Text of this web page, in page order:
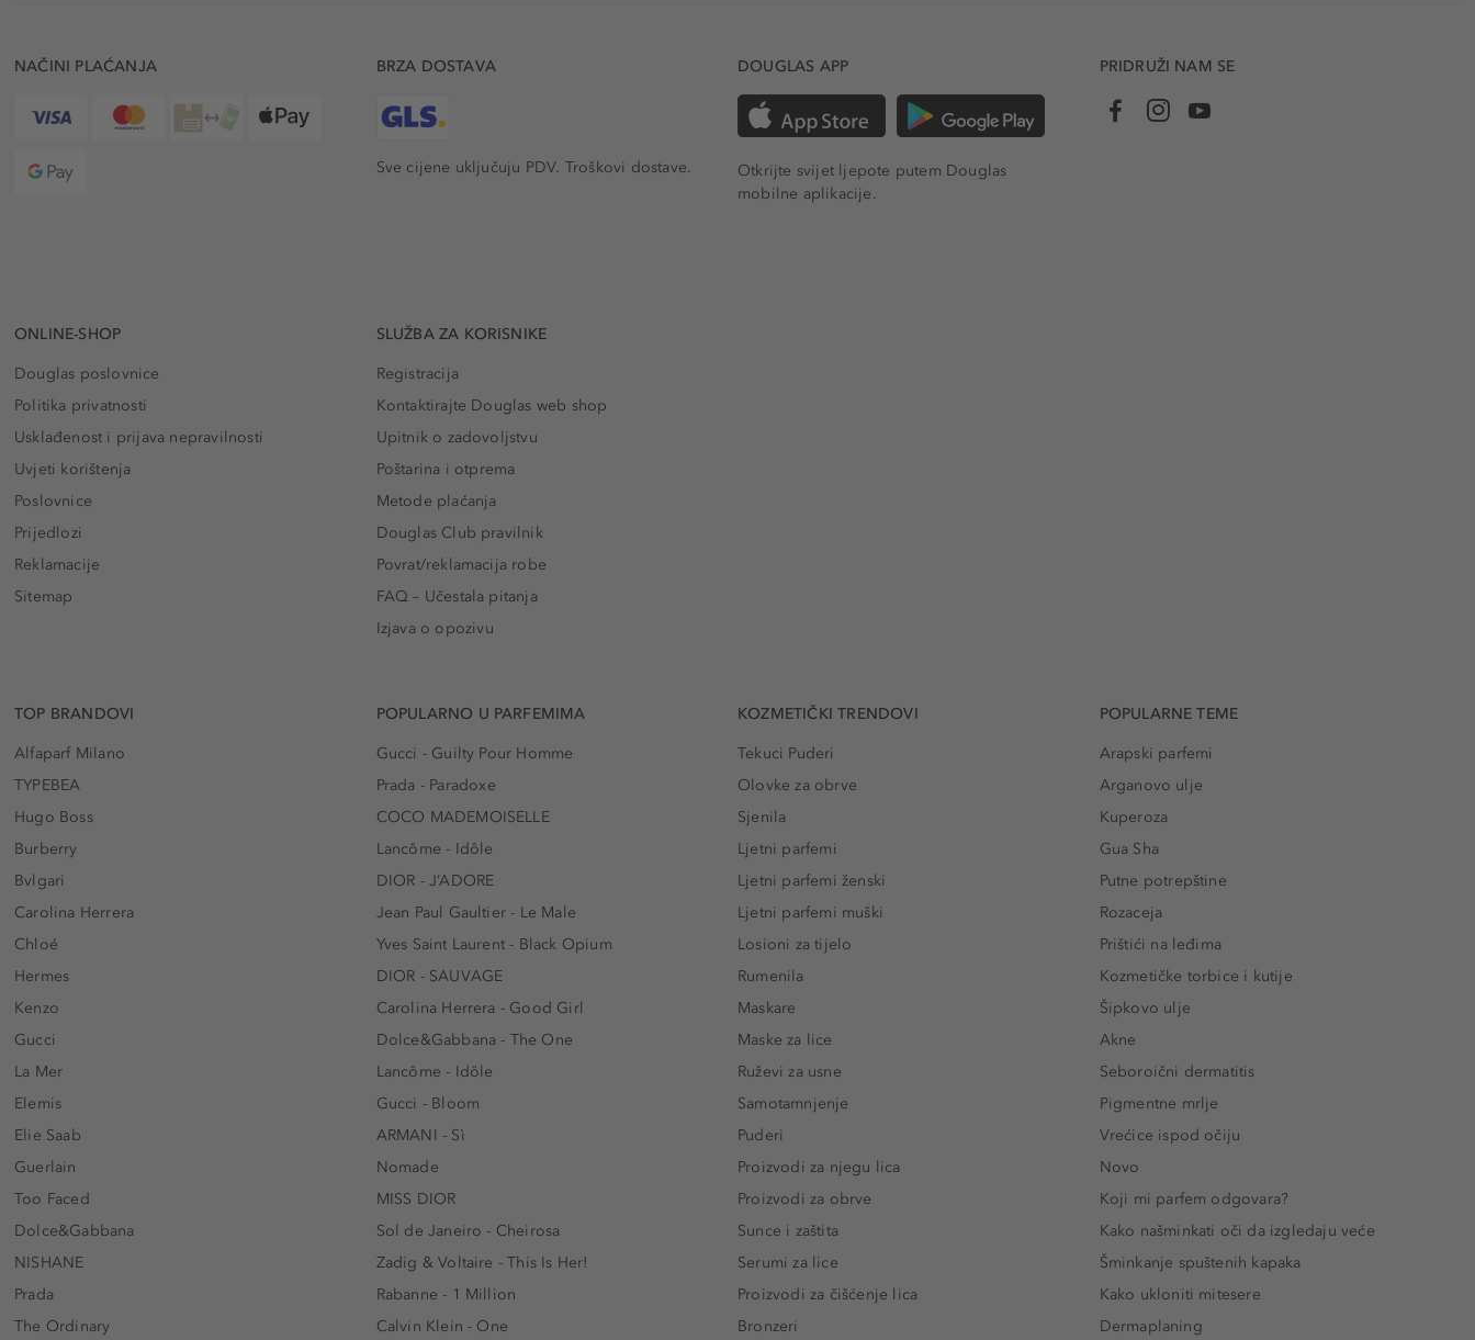
NAČINI PLAĆANJA BRZA DOSTAVA
Sve cijene uključuju PDV. Troškovi dostave.
DOUGLAS APP
Otkrijte svijet ljepote putem Douglas
mobilne aplikacije.
PRIDRUŽI NAM SE
ONLINE-SHOP
Douglas poslovnice
Politika privatnosti
Usklađenost i prijava nepravilnosti
Uvjeti korištenja
Poslovnice
Prijedlozi
Reklamacije
Sitemap
SLUŽBA ZA KORISNIKE
Registracija
Kontaktirajte Douglas web shop
Upitnik o zadovoljstvu
Poštarina i otprema
Metode plaćanja
Douglas Club pravilnik
Povrat/reklamacija robe
FAQ – Učestala pitanja
Izjava o opozivu
TOP BRANDOVI
Alfaparf Milano
TYPEBEA
Hugo Boss
Burberry
Bvlgari
Carolina Herrera
Chloé
Hermes
Kenzo
Gucci
La Mer
Elemis
Elie Saab
Guerlain
Too Faced
Dolce&Gabbana
NISHANE
Prada
The Ordinary
POPULARNO U PARFEMIMA
Gucci - Guilty Pour Homme
Prada - Paradoxe
COCO MADEMOISELLE
Lancôme - Idôle
DIOR - J’ADORE
Jean Paul Gaultier - Le Male
Yves Saint Laurent - Black Opium
DIOR - SAUVAGE
Carolina Herrera - Good Girl
Dolce&Gabbana - The One
Lancôme - Idôle
Gucci - Bloom
ARMANI - Sì
Nomade
MISS DIOR
Sol de Janeiro - Cheirosa
Zadig & Voltaire - This Is Her!
Rabanne - 1 Million
Calvin Klein - One
KOZMETIČKI TRENDOVI
Tekuci Puderi
Olovke za obrve
Sjenila
Ljetni parfemi
Ljetni parfemi ženski
Ljetni parfemi muški
Losioni za tijelo
Rumenila
Maskare
Maske za lice
Ruževi za usne
Samotamnjenje
Puderi
Proizvodi za njegu lica
Proizvodi za obrve
Sunce i zaštita
Serumi za lice
Proizvodi za čišćenje lica
Bronzeri
POPULARNE TEME
Arapski parfemi
Arganovo ulje
Kuperoza
Gua Sha
Putne potrepštine
Rozaceja
Prištići na leđima
Kozmetičke torbice i kutije
Šipkovo ulje
Akne
Seboroični dermatitis
Pigmentne mrlje
Vrećice ispod očiju
Novo
Koji mi parfem odgovara?
Kako našminkati oči da izgledaju veće
Šminkanje spuštenih kapaka
Kako ukloniti mitesere
Dermaplaning